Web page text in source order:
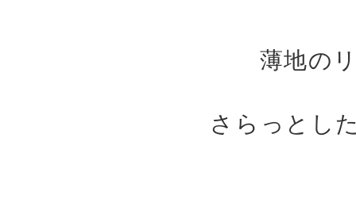
薄地の
さらっとし